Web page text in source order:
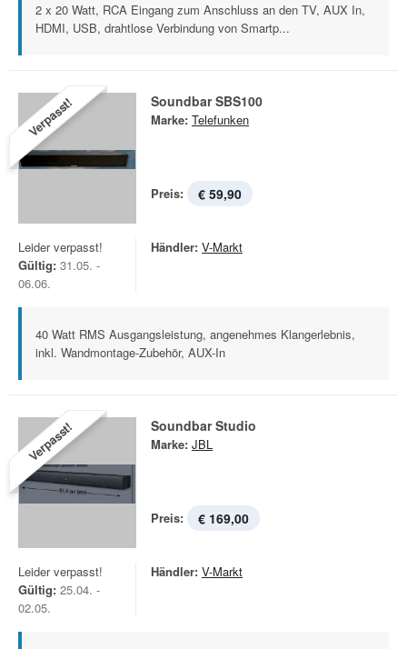
2 x 20 Watt, RCA Eingang zum Anschluss an den TV, AUX In,
HDMI, USB, drahtlose Verbindung von Smartp...
Verpasst! Soundbar SBS100
Marke: Telefunken
Preis: € 59,90
Leider verpasst!
Gültig: 31.05. -
06.06.
Händler: V-Markt
40 Watt RMS Ausgangsleistung, angenehmes Klangerlebnis,
inkl. Wandmontage-Zubehör, AUX-In
Verpasst! Soundbar Studio
Marke: JBL
Preis: € 169,00
Leider verpasst!
Gültig: 25.04. -
02.05.
Händler: V-Markt